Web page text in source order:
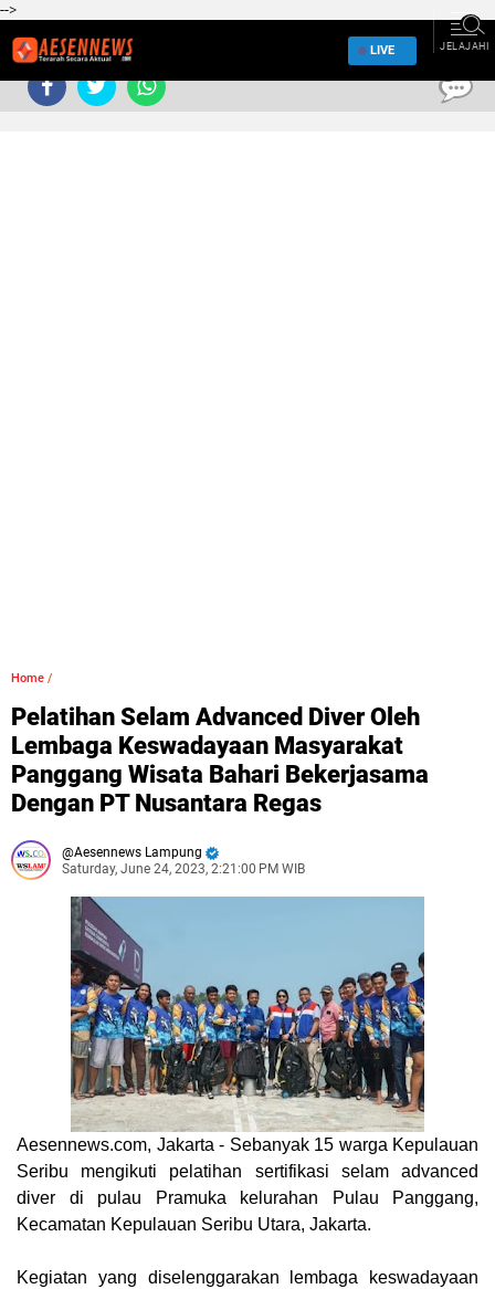
-->
LIVE JELAJAHI
Home /
Pelatihan Selam Advanced Diver Oleh
Lembaga Keswadayaan Masyarakat
Panggang Wisata Bahari Bekerjasama
Dengan PT Nusantara Regas
Aesennews Lampung
Saturday, June 24, 2023, 2:21:00 PM WIB
Aesennews.com, Jakarta - Sebanyak 15 warga Kepulauan
Seribu mengikuti pelatihan sertifikasi selam advanced
diver di pulau Pramuka kelurahan Pulau Panggang,
Kecamatan Kepulauan Seribu Utara, Jakarta.
Kegiatan yang diselenggarakan lembaga keswadayaan